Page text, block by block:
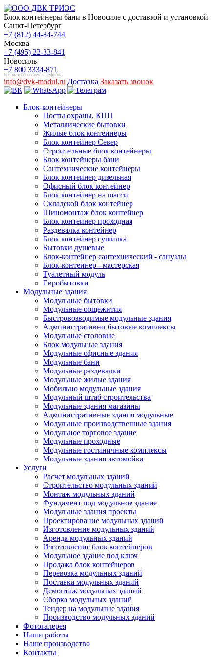
Блок контейнеры бани в Новосиле с доставкой и установкой
Санкт-Петербург
+7 (812) 44-84-744
Москва
+7 (495) 22-33-841
Новосиль
+7 800 3334-871
бесплатно со всех телефонов
info@dvk-modul.ru Доставка Заказать звонок
Блок-контейнеры
Посты охраны, КПП
Металлические бытовки
Жилые блок контейнеры
Блок контейнер Север
Строительные блок контейнеры
Блок контейнеры бани
Сантехнические контейнеры
Блок контейнер дизельная
Офисный блок контейнер
Блок контейнер на шасси
Складской блок контейнер
Шиномонтаж блок контейнер
Блок контейнер проходная
Раздевалка контейнер
Блок контейнер сушилка
Бытовки душевые
Блок-контейнер сантехнический - санузлы
Блок-контейнер - мастерская
Туалетный модуль
Евробытовки
Модульные здания
Модульные бытовки
Модульные общежития
Быстровозводимые модульные здания
Административно-бытовые комплексы
Модульные столовые
Блок модульные здания
Модульные офисные здания
Модульные бани
Модульные раздевалки
Модульные жилые здания
Мобильно модульные здания
Модульный штаб строительства
Модульные здания магазины
Административные здания модульные
Модульные производственные здания
Модульное торговое здание
Модульные проходные
Модульные гостиничные комплексы
Модульные здания автомойка
Услуги
Расчет модульных зданий
Строительство модульных зданий
Монтаж модульных зданий
Фундамент под модульное здание
Модульные здания проекты
Проектирование модульных зданий
Изготовление модульных зданий
Аренда модульных зданий
Изготовление блок контейнеров
Модульное здание под ключ
Продажа блок контейнеров
Перевозка модульных зданий
Поставка модульных зданий
Демонтаж модульных зданий
Сборка модульных зданий
Тендер на модульные здания
Производство модульных зданий
Фотогалерея
Наши работы
Наше производство
Контакты